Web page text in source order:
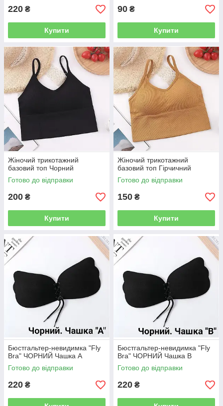
220 ₴
Купити
90 ₴
Купити
Жіночий трикотажний
базовий топ Чорний
Готово до відправки
200 ₴
Купити
Жіночий трикотажний
базовий топ Гірчичний
Готово до відправки
150 ₴
Купити
Бюстгальтер-невидимка "Fly
Bra" ЧОРНИЙ Чашка А
Готово до відправки
220 ₴
Бюстгальтер-невидимка "Fly
Bra" ЧОРНИЙ Чашка В
Готово до відправки
220 ₴